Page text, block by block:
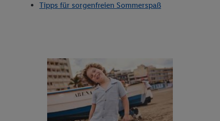
Tipps für sorgenfreien Sommerspaß